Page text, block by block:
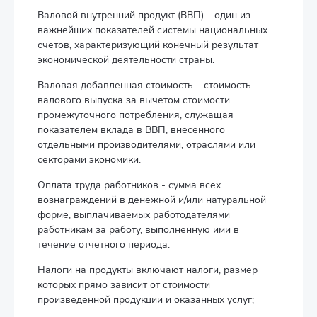
Валовой внутренний продукт (ВВП) – один из
важнейших показателей системы национальных
счетов, характеризующий конечный результат
экономической деятельности страны.
Валовая добавленная стоимость – стоимость
валового выпуска за вычетом стоимости
промежуточного потребления, служащая
показателем вклада в ВВП, внесенного
отдельными производителями, отраслями или
секторами экономики.
Оплата труда работников - сумма всех
вознаграждений в денежной и/или натуральной
форме, выплачиваемых работодателями
работникам за работу, выполненную ими в
течение отчетного периода.
Налоги на продукты включают налоги, размер
которых прямо зависит от стоимости
произведенной продукции и оказанных услуг;